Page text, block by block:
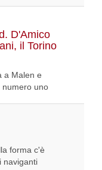
D'Amico
il Torino
a Malen e
numero uno
forma c'è
naviganti